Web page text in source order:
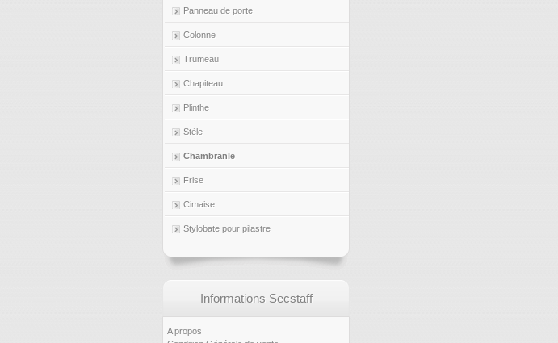
Panneau de porte
Colonne
Trumeau
Chapiteau
Plinthe
Stèle
Chambranle
Frise
Cimaise
Stylobate pour pilastre
Informations Secstaff
A propos